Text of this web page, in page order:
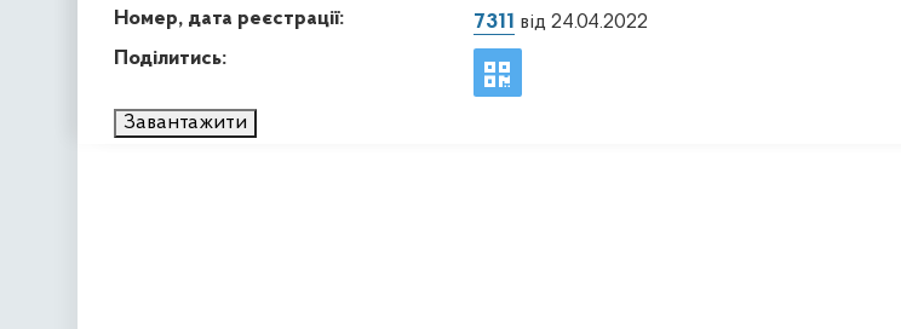
Номер, дата реєстрації:
7311 від 24.04.2022
Поділитись:
Завантажити